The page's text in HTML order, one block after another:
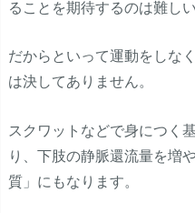
ることを期待するのは難しい
だからといって運動をしな
は決してありません。
スクワットなどで身につく
り、下肢の静脈還流量を増
質」にもなります。